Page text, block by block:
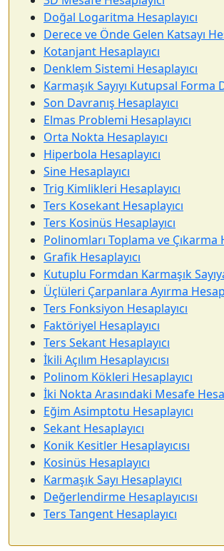
Doğal Logaritma Hesaplayıcı
Derece ve Önde Gelen Katsayı
Kotanjant Hesaplayıcı
Denklem Sistemi Hesaplayıcı
Karmaşık Sayıyı Kutupsal
Son Davranış Hesaplayıcı
Elmas Problemi Hesaplayıcı
Orta Nokta Hesaplayıcı
Hiperbola Hesaplayıcı
Sine Hesaplayıcı
Trig Kimlikleri Hesaplayıcı
Ters Kosekant Hesaplayıcı
Ters Kosinüs Hesaplayıcı
Polinomları Toplama ve Çıkarma
Grafik Hesaplayıcı
Kutuplu Formdan Karmaşık
Üçlüleri Çarpanlara Ayırma
Ters Fonksiyon Hesaplayıcı
Faktöriyel Hesaplayıcı
Ters Sekant Hesaplayıcı
İkili Açılım Hesaplayıcısı
Polinom Kökleri Hesaplayıcı
İki Nokta Arasındaki Mesafe
Eğim Asimptotu Hesaplayıcı
Sekant Hesaplayıcı
Konik Kesitler Hesaplayıcısı
Kosinüs Hesaplayıcı
Karmaşık Sayı Hesaplayıcı
Değerlendirme Hesaplayıcısı
Ters Tangent Hesaplayıcı